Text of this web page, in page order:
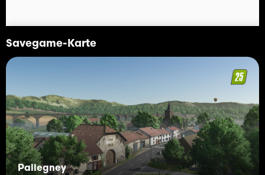
Savegame-Karte
Pallegney